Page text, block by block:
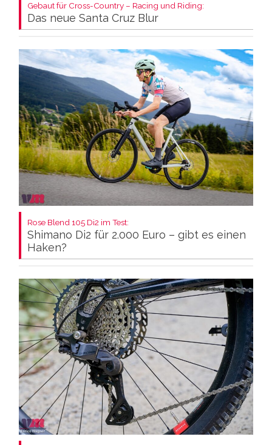
Gebaut für Cross-Country – Racing und Riding:
Das neue Santa Cruz Blur
Rose Blend 105 Di2 im Test:
Shimano Di2 für 2.000 Euro – gibt es einen
Haken?